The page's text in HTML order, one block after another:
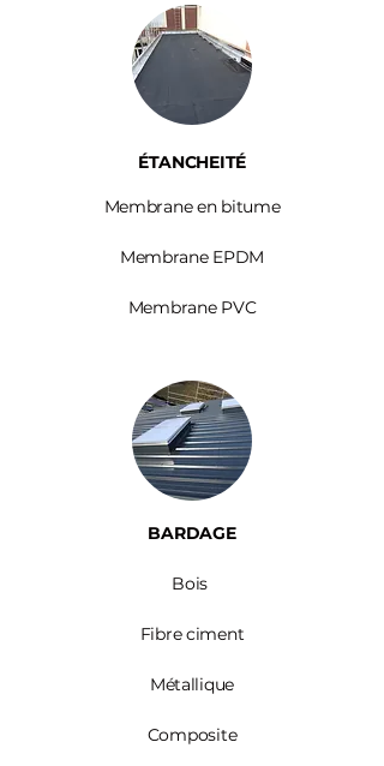
ÉTANCHEITÉ
Membrane en bitume
Membrane EPDM
Membrane PVC
BARDAGE​
Bois ​
Fibre ciment
Métallique
Composite